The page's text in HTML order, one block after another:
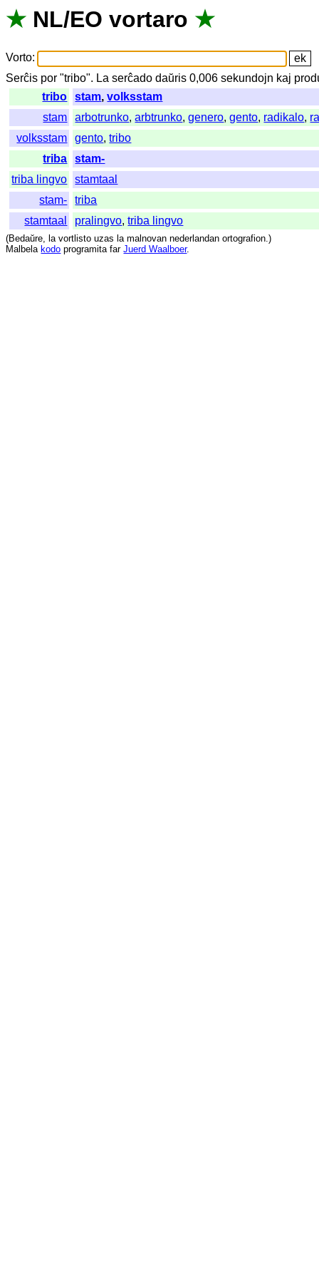
★ NL/EO vortaro ★
Vorto:
Serĉis por "tribo". La serĉado daŭris 0,006sekundojn kaj
tribo
stam,volksstam
stam
arbotrunko,arbtrunko,genero,gento, radikalo,
volksstam
gento,tribo
triba
stam-
triba lingvo
stamtaal
stam-
triba
stamtaal
pralingvo,triba lingvo
(Bedaŭre, la vortlisto uzas la malnovan nederlandan ortografion.)
Malbela kodo programita far Juerd Waalboer.